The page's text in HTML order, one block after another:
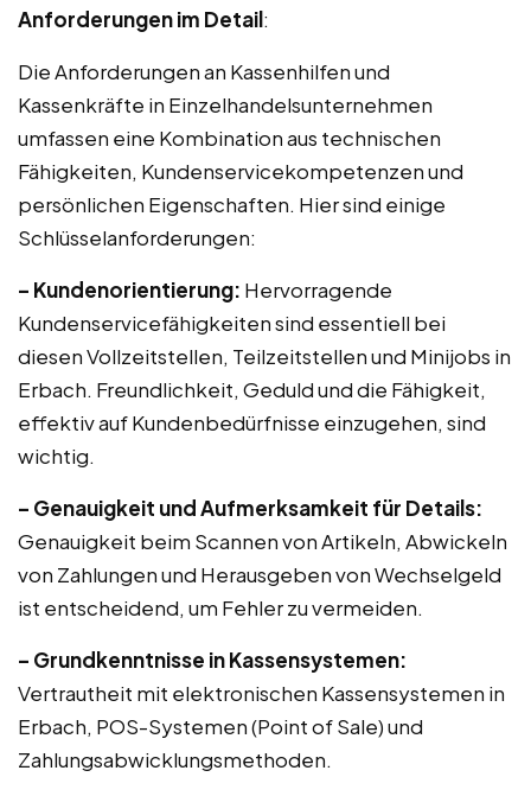
Anforderungen im Detail:
Die Anforderungen an Kassenhilfen und
Kassenkräfte in Einzelhandelsunternehmen
umfassen eine Kombination aus technischen
Fähigkeiten, Kundenservicekompetenzen und
persönlichen Eigenschaften. Hier sind einige
Schlüsselanforderungen:
– Kundenorientierung: Hervorragende
Kundenservicefähigkeiten sind essentiell bei
diesen Vollzeitstellen, Teilzeitstellen und Minijobs in
Erbach. Freundlichkeit, Geduld und die Fähigkeit,
effektiv auf Kundenbedürfnisse einzugehen, sind
wichtig.
– Genauigkeit und Aufmerksamkeit für Details:
Genauigkeit beim Scannen von Artikeln, Abwickeln
von Zahlungen und Herausgeben von Wechselgeld
ist entscheidend, um Fehler zu vermeiden.
– Grundkenntnisse in Kassensystemen:
Vertrautheit mit elektronischen Kassensystemen in
Erbach, POS-Systemen (Point of Sale) und
Zahlungsabwicklungsmethoden.